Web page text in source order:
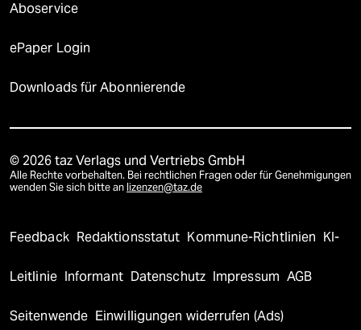
Aboservice
ePaper Login
Downloads für Abonnierende
© 2026 taz Verlags und Vertriebs GmbH
Alle Rechte vorbehalten. Bei rechtlichen Fragen oder für Genehmigungen
wenden Sie sich bitte an lizenzen@taz.de
Feedback Redaktionsstatut Kommune-Richtlinien KI-
Leitlinie Informant Datenschutz Impressum AGB
Seitenwende Einwilligungen widerrufen (Ads)